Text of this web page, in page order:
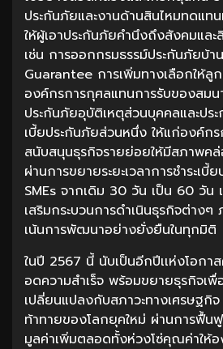
ประกันภัยและงานด้านสินไหมทดแท
ให้ผู้เอาประกันภัยคำนึงถึงสังคมแล
เช่น การออกกรมธรรม์ประกันภัยบ้
Guarantee การเพิ่มทางเลือกให้ลูก
องค์กรการกุศลแทนการรับของสม
ประกันภัยอุบัติเหตุส่วนบุคคลและป
เบี้ยประกันภัยส่วนหนึ่ง ให้แก่องค์ก
สนับสนุนธุรกิจรายย่อยให้มีสภาพคล่
ผ่านการขยายระยะเวลาการชำระเ
SMEs จากเดิม 30 วัน เป็น 60 วั
เสริมกระบวนการดำเนินธุรกิจต่างๆ
เน้นการพัฒนาอย่างยั่งยืนในทุกมิติ
ในปี 2567 นี้ นับเป็นอีกปีเเห่งโอก
อดความสำเร็จ พร้อมขยายธุรกิจเพื่
เปลี่ยนแปลงกับสภาวะทางเศรษฐกิ
ท้าทายของโลกยุคใหม่ ผ่านการฟื้น
มูลค่าเพิ่มตลอดทั้งห่วงโซ่คุณค่าให้อ